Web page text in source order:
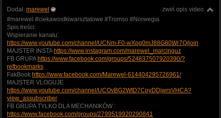
zwiń opis video
Dodał: marewel
#marewel #ciekawostkiwarsztatowe #Tromso #Norwegia
Spis treści:
Wspieranie kanału:
https://www.youtube.com/channel/UCNm-F0-wXpg0mJ88G80Wr7Q/join
MAJSTER INSTAhttps://www.instagram.com/marewel_marcinguz
FB GRUPAhttps://www.facebook.com/groups/524837507920390/?
refbookmarks
FakBook https://www.facebook.com/Marewel-614404295726961/
MAJSTER VLOGUJE
https://www.youtube.com/channel/UCOvBG2WtD7CpyDDjwrsVHCA?
view_assubscriber
FB GRUPA TYLKO DLA MECHANIKÓW :
https://www.facebook.com/groups/2799519920290841